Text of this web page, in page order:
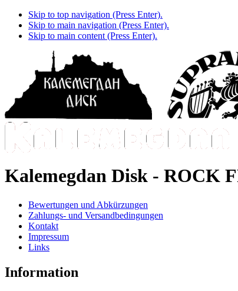
Skip to top navigation (Press Enter).
Skip to main navigation (Press Enter).
Skip to main content (Press Enter).
Kalemegdan Disk - ROCK
Bewertungen und Abkürzungen
Zahlungs- und Versandbedingungen
Kontakt
Impressum
Links
Information